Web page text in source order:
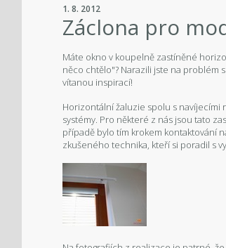
1. 8. 2012
Záclona pro
Máte okno v koupelně zastíněné
něco chtělo"? Narazili jste na problém
vítanou inspirací!
Horizontální žaluzie spolu s
systémy. Pro některé z nás jsou tato
případě bylo tím krokem kontaktování
zkušeného technika, kteří si poradil s